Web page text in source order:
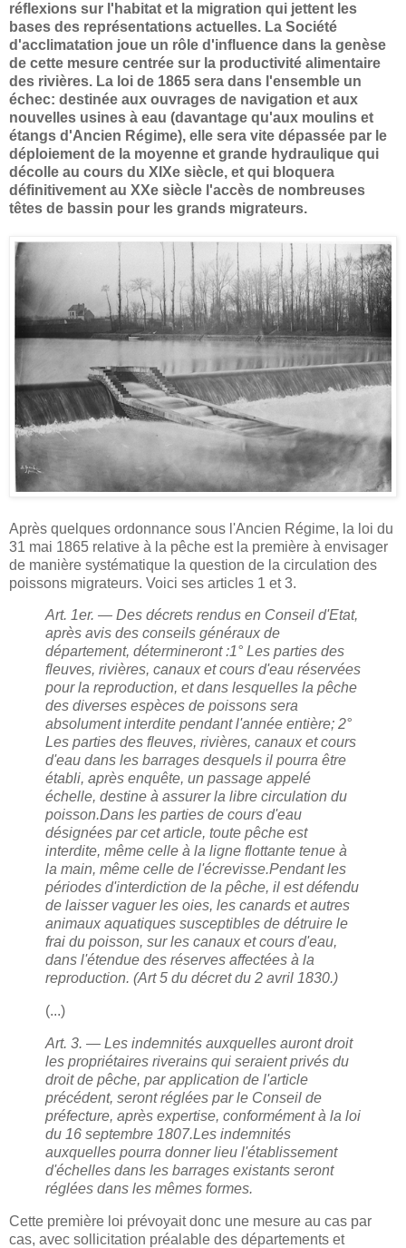
réflexions sur l'habitat et la migration qui jettent les
bases des représentations actuelles. La Société
d'acclimatation joue un rôle d'influence dans la genèse
de cette mesure centrée sur la productivité alimentaire
des rivières. La loi de 1865 sera dans l'ensemble un
échec: destinée aux ouvrages de navigation et aux
nouvelles usines à eau (davantage qu'aux moulins et
étangs d'Ancien Régime), elle sera vite dépassée par le
déploiement de la moyenne et grande hydraulique qui
décolle au cours du XIXe siècle, et qui bloquera
définitivement au XXe siècle l'accès de nombreuses
têtes de bassin pour les grands migrateurs.
Après quelques ordonnance sous l'Ancien Régime, la loi du
31 mai 1865 relative à la pêche est la première à envisager
de manière systématique la question de la circulation des
poissons migrateurs. Voici ses articles 1 et 3.
Art. 1er. — Des décrets rendus en Conseil d'Etat,
après avis des conseils généraux de
département, détermineront :1° Les parties des
fleuves, rivières, canaux et cours d'eau réservées
pour la reproduction, et dans lesquelles la pêche
des diverses espèces de poissons sera
absolument interdite pendant l'année entière; 2°
Les parties des fleuves, rivières, canaux et cours
d'eau dans les barrages desquels il pourra être
établi, après enquête, un passage appelé
échelle, destine à assurer la libre circulation du
poisson.Dans les parties de cours d'eau
désignées par cet article, toute pêche est
interdite, même celle à la ligne flottante tenue à
la main, même celle de l'écrevisse.Pendant les
périodes d'interdiction de la pêche, il est défendu
de laisser vaguer les oies, les canards et autres
animaux aquatiques susceptibles de détruire le
frai du poisson, sur les canaux et cours d'eau,
dans l'étendue des réserves affectées à la
reproduction. (Art 5 du décret du 2 avril 1830.)
(...)
Art. 3. — Les indemnités auxquelles auront droit
les propriétaires riverains qui seraient privés du
droit de pêche, par application de l'article
précédent, seront réglées par le Conseil de
préfecture, après expertise, conformément à la loi
du 16 septembre 1807.Les indemnités
auxquelles pourra donner lieu l'établissement
d'échelles dans les barrages existants seront
réglées dans les mêmes formes.
Cette première loi prévoyait donc une mesure au cas par
cas, avec sollicitation préalable des départements et